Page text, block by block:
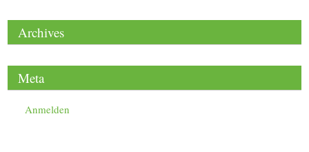
Archives
Meta
Anmelden